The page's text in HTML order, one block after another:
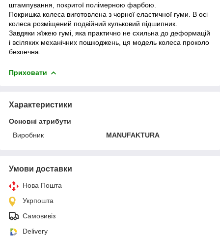
штампування, покритої полімерною фарбою.
Покришка колеса виготовлена з чорної еластичної гуми. В осі
колеса розміщений подвійний кульковий підшипник.
Завдяки жїжею гумі, яка практично не схильна до деформацій
і всіляких механічних пошкоджень, ця модель колеса проколо
безпечна.
Приховати
Характеристики
Основні атрибути
Виробник
MANUFAKTURA
Умови доставки
Нова Пошта
Укрпошта
Самовивіз
Delivery